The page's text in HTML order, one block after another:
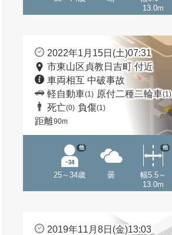
13.0m
2022年1月15日(土)07:31
市東山区貞教日吉町 付近
車両相互 中破事故
軽自動車(1) 原付二種二輪車(1)
死亡(0) 負傷(1)
距離90m
25～34歳
他
曇
幅5.5～
13.0m
他
2019年11月8日(金)13:03